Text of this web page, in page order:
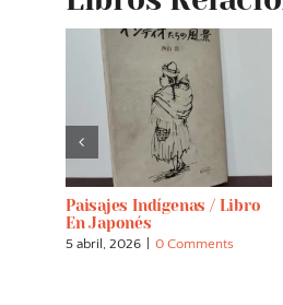
Paisajes Indígenas / Libro
En Japonés
5 abril, 2026 0 Comments